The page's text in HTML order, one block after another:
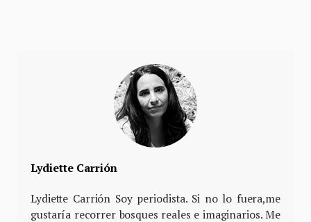
Lydiette Carrión
Lydiette Carrión Soy periodista. Si no lo fuera,me
gustaría recorrer bosques reales e imaginarios. Me